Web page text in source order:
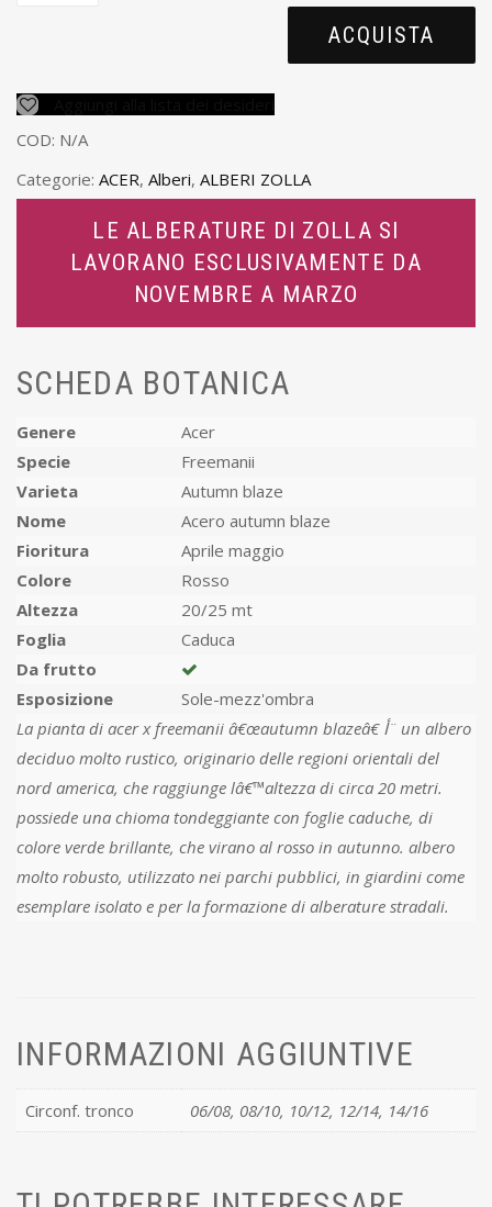
ACQUISTA
COD: N/A
Categorie: ACER, Alberi, ALBERI ZOLLA
LE ALBERATURE DI ZOLLA SI
LAVORANO ESCLUSIVAMENTE DA
NOVEMBRE A MARZO
SCHEDA BOTANICA
Genere
Acer
Specie
Freemanii
Varieta
Autumn blaze
Nome
Acero autumn blaze
Fioritura
Aprile maggio
Colore
Rosso
Altezza
20/25 mt
Foglia
Caduca
Da frutto
Esposizione
Sole-mezz'ombra
La pianta di acer x freemanii â€œautumn blazeâ€‌ أ¨ un albero
deciduo molto rustico, originario delle regioni orientali del
nord america, che raggiunge lâ€™altezza di circa 20 metri.
possiede una chioma tondeggiante con foglie caduche, di
colore verde brillante, che virano al rosso in autunno. albero
molto robusto, utilizzato nei parchi pubblici, in giardini come
esemplare isolato e per la formazione di alberature stradali.
INFORMAZIONI AGGIUNTIVE
Circonf. tronco 06/08, 08/10, 10/12, 12/14, 14/16